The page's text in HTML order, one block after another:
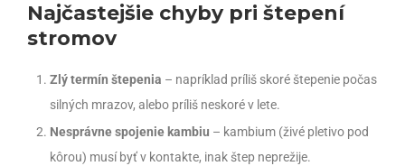
Najčastejšie chyby pri štepení
stromov
Zlý termín štepenia – napríklad príliš skoré štepenie počas
silných mrazov, alebo príliš neskoré v lete.
Nesprávne spojenie kambiu – kambium (živé pletivo pod
kôrou) musí byť v kontakte, inak štep neprežije.